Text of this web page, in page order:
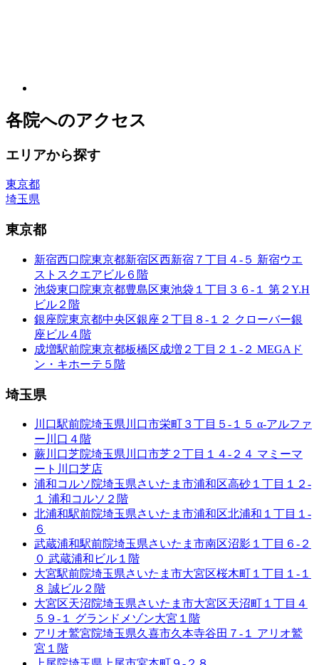
各院へのアクセス
エリアから探す
東京都
埼玉県
東京都
新宿西口院東京都新宿区西新宿７丁目４-５ 新宿ウエ
ストスクエアビル６階
池袋東口院東京都豊島区東池袋１丁目３６-１ 第２Y.H
ビル２階
銀座院東京都中央区銀座２丁目８-１２ クローバー銀
座ビル４階
成増駅前院東京都板橋区成増２丁目２１-２ MEGAド
ン・キホーテ５階
埼玉県
川口駅前院埼玉県川口市栄町３丁目５-１５ α-アルファ
ー川口４階
蕨川口芝院埼玉県川口市芝２丁目１４-２４ マミーマ
ート川口芝店
浦和コルソ院埼玉県さいたま市浦和区高砂１丁目１２-
１ 浦和コルソ２階
北浦和駅前院埼玉県さいたま市浦和区北浦和１丁目１-
６
武蔵浦和駅前院埼玉県さいたま市南区沼影１丁目６-２
０ 武蔵浦和ビル１階
大宮駅前院埼玉県さいたま市大宮区桜木町１丁目１-１
８ 誠ビル２階
大宮区天沼院埼玉県さいたま市大宮区天沼町１丁目４
５９-１ グランドメゾン大宮１階
アリオ鷲宮院埼玉県久喜市久本寺谷田７-１ アリオ鷲
宮１階